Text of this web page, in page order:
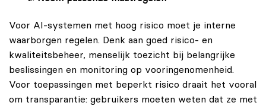
Voor AI-systemen met hoog risico moet je interne
waarborgen regelen. Denk aan goed risico- en
kwaliteitsbeheer, menselijk toezicht bij belangrijke
beslissingen en monitoring op vooringenomenheid.
Voor toepassingen met beperkt risico draait het vooral
om transparantie: gebruikers moeten weten dat ze met